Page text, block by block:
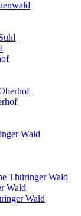
Wald
Thüringer Wald
Wald
Wald